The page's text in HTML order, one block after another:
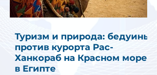
Туризм и природа: бедуины
против курорта Рас-
Ханкораб на Красном море
в Египте